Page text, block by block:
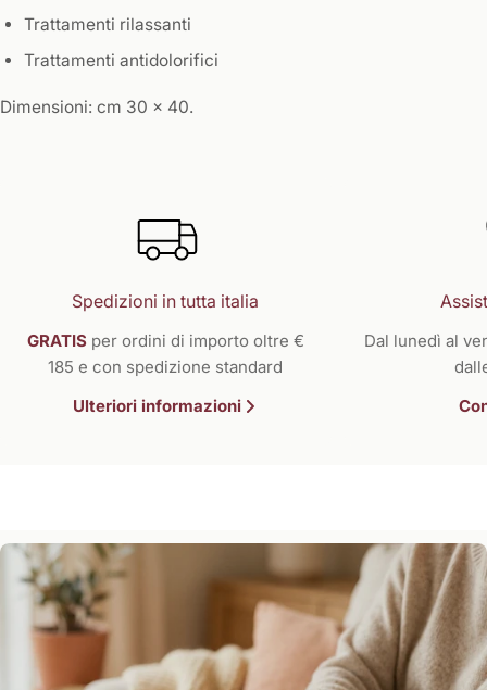
Trattamenti rilassanti
Trattamenti antidolorifici
Dimensioni: cm 30 x 40.
Spedizioni in tutta italia
GRATIS per ordini di importo oltre €
185 e con spedizione standard
Ulteriori informazioni
Dal lunedì al